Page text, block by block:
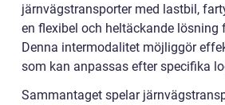
järnvägstransporter med lastbil,
en flexibel och heltäckande lösning
Denna intermodalitet möjliggör
som kan anpassas efter specifika
Sammantaget spelar